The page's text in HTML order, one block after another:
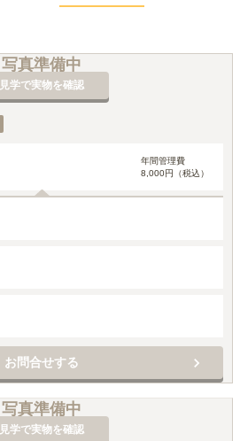
写真準備中
見学で実物を確認
年間管理費
8,000円（税込）
お問合せする
写真準備中
見学で実物を確認